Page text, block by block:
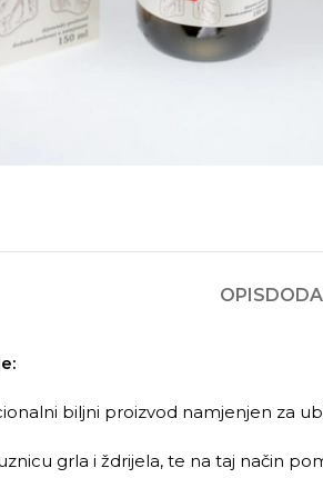
OPIS
biljni proizvod namjenjen za
grla i ždrijela, te na taj način